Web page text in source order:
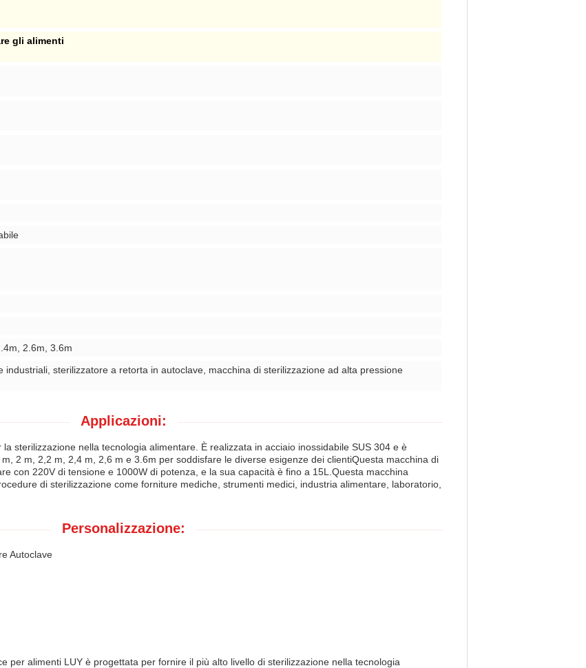
gli alimenti
2.6m, 3.6m
industriali, sterilizzatore a retorta in autoclave, macchina di sterilizzazione ad alta pressione
Applicazioni:
sterilizzazione nella tecnologia alimentare. È realizzata in acciaio inossidabile SUS 304 e è
2 m, 2,2 m, 2,4 m, 2,6 m e 3.6m per soddisfare le diverse esigenze dei clientiQuesta macchina di
con 220V di tensione e 1000W di potenza, e la sua capacità è fino a 15L.Questa macchina
di sterilizzazione come forniture mediche, strumenti medici, industria alimentare, laboratorio,
Personalizzazione:
Autoclave
per alimenti LUY è progettata per fornire il più alto livello di sterilizzazione nella tecnologia